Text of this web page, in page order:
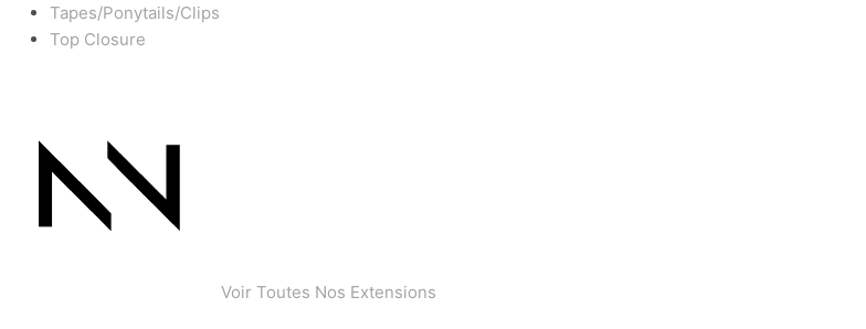
Tapes/Ponytails/Clips
Top Closure
Voir Toutes Nos Extensions